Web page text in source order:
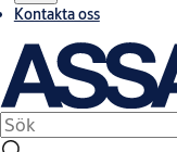
Kontakta oss